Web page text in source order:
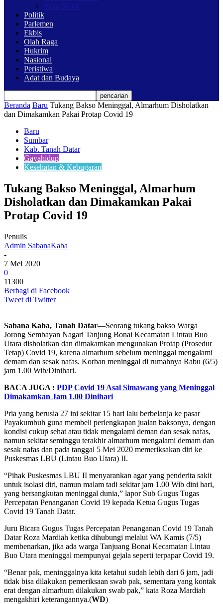
Kota Solok
Politik
Parlemen
Ekbis
Olah Raga
Hukrim
Nasional
Peristiwa
Adat dan Budaya
Beranda Baru Tukang Bakso Meninggal, Almarhum Disholatkan
dan Dimakamkan Pakai Protap Covid 19
Baru
Sumbar
Kab. Tanah Datar
Gayahidup
Kesehatan & Kebugaran
Tukang Bakso Meninggal, Almarhum
Disholatkan dan Dimakamkan Pakai
Protap Covid 19
Penulis
Admin SabanaKaba
-
7 Mei 2020
0
11300
Berbagi di Facebook
Tweet di Twitter
Sabana Kaba, Tanah Datar—Seorang tukang bakso Warga
Jorong Sembayan Nagari Tanjung Bonai Kecamatan Lintau Buo
Utara disholatkan dan dimakamkan mengunakan Protap (Prosedur
Tetap) Covid 19, karena almarhum sebelum meninggal mengalami
demam dan sesak nafas. Korban meninggal di rumahnya Rabu (6/5)
jam 1.00 Wib/Dinihari.
BACA JUGA : PDP Covid 19 Asal Simawang yang Meninggal
Dimakamkan Jam 1.00 Dinihari
Pria yang berusia 27 ini sekitar 15 hari lalu berbelanja ke pasar
Payakumbuh guna membeli perlengkapan jualan baksonya, dengan
kondisi cukup sehat atau tidak mengalami deman dan sesak nafas,
namun sekitar seminggu terakhir almarhum mengalami demam dan
sesak nafas dan pada tanggal 5 Mei 2020 memeriksakan diri ke
Puskesmas LBU (Lintau Buo Utara) II.
“Pihak Puskesmas LBU II menyarankan agar yang penderita sakit
untuk isolasi diri, namun malam tadi sekitar jam 1.00 Wib dini hari,
yang bersangkutan meninggal dunia,” lapor Sub Gugus Tugas
Percepatan Penanganan Covid 19 kepada Ketua Gugus Tugas
Covid 19 Tanah Datar.
Juru Bicara Gugus Tugas Percepatan Penanganan Covid 19 Tanah
Datar Roza Mardiah ketika dihubungi melalui WA Kamis (7/5)
membenarkan, jika ada warga Tanjuang Bonai Kecamatan Lintau
Buo Utara meninggal mempunyai gejala seperti terpapar Covid 19.
“Benar pak, meninggalnya kita ketahui sudah lebih dari 6 jam, jadi
tidak bisa dilakukan pemeriksaan swab pak, sementara yang kontak
erat dengan almarhum dilakukan swab pak,” kata Roza Mardiah
mengakhiri keterangannya.(WD)